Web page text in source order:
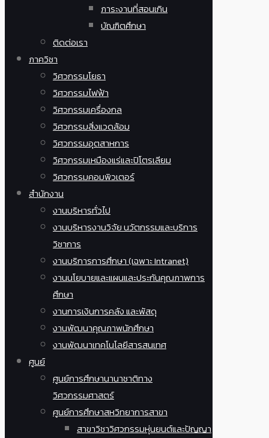
ภาระงานที่สอนเกิน
บัณฑิตศึกษา
ติดต่อเรา
ภาควิชา
วิศวกรรมโยธา
วิศวกรรมไฟฟ้า
วิศวกรรมเครื่องกล
วิศวกรรมสิ่งแวดล้อม
วิศวกรรมอุตสาหการ
วิศวกรรมเหมืองแร่และปิโตรเลียม
วิศวกรรมคอมพิวเตอร์
สำนักงาน
งานบริหารทั่วไป
งานบริหารงานวิจัย นวัตกรรมและบริการ
วิชาการ
งานบริการการศึกษา (เฉพาะ Intranet)
งานนโยบายและแผนและประกันคุณภาพการ
ศึกษา
งานการเงินการคลัง และพัสดุ
งานพัฒนาคุณภาพนักศึกษา
งานพัฒนาเทคโนโลยีสารสนเทศ
ศูนย์
ศูนย์การศึกษานานาชาติทาง
วิศวกรรมศาสตร์
ศูนย์การศึกษาสหวิทยาการสาขา
สาขาวิชาวิศวกรรมหุ่นยนต์และปัญญา